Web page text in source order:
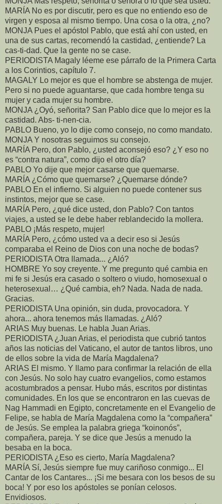
MARÍA No es por discutir, pero es que no entiendo eso de
virgen y esposa al mismo tiempo. Una cosa o la otra, ¿no?
MONJA Pues el apóstol Pablo, que está ahí con usted, en
una de sus cartas, recomendó la castidad, ¿entiende? La
cas-ti-dad. Que la gente no se case.
PERIODISTA Magaly léeme ese párrafo de la Primera Carta
a los Corintios, capítulo 7.
MAGALY Lo mejor es que el hombre se abstenga de mujer.
Pero si no puede aguantarse, que cada hombre tenga su
mujer y cada mujer su hombre.
MONJA ¿Oyó, señorita? San Pablo dice que lo mejor es la
castidad. Abs- ti-nen-cia.
PABLO Bueno, yo lo dije como consejo, no como mandato.
MONJA Y nosotras seguimos su consejo.
MARÍA Pero, don Pablo, ¿usted aconsejó eso? ¿Y eso no
es “contra natura”, como dijo el otro día?
PABLO Yo dije que mejor casarse que quemarse.
MARÍA ¿Cómo que quemarse? ¿Quemarse dónde?
PABLO En el infierno. Si alguien no puede contener sus
instintos, mejor que se case.
MARÍA Pero, ¿qué dice usted, don Pablo? Con tantos
viajes, a usted se le debe haber reblandecido la mollera.
PABLO ¡Más respeto, mujer!
MARÍA Pero, ¿cómo usted va a decir eso si Jesús
comparaba el Reino de Dios con una noche de bodas?
PERIODISTA Otra llamada... ¿Aló?
HOMBRE Yo soy creyente. Y me pregunto qué cambia en
mi fe si Jesús era casado o soltero o viudo, homosexual o
heterosexual… ¿Qué cambia, eh? Nada. Nada de nada.
Gracias.
PERIODISTA Una opinión, sin duda, provocadora. Y
ahora... ahora tenemos más llamadas. ¿Aló?
ARIAS Muy buenas. Le habla Juan Arias.
PERIODISTA ¿Juan Arias, el periodista que cubrió tantos
años las noticias del Vaticano, el autor de tantos libros, uno
de ellos sobre la vida de María Magdalena?
ARIAS El mismo. Y llamo para confirmar la relación de ella
con Jesús. No solo hay cuatro evangelios, como estamos
acostumbrados a pensar. Hubo más, escritos por distintas
comunidades. En los que se encontraron en las cuevas de
Nag Hammadi en Egipto, concretamente en el Evangelio de
Felipe, se habla de María Magdalena como la “compañera”
de Jesús. Se emplea la palabra griega “koinonós”,
compañera, pareja. Y se dice que Jesús a menudo la
besaba en la boca.
PERIODISTA ¿Eso es cierto, María Magdalena?
MARÍA Sí, Jesús siempre fue muy cariñoso conmigo... El
Cantar de los Cantares... ¡Si me besara con los besos de su
boca! Y por eso los apóstoles se ponían celosos.
Envidiosos.